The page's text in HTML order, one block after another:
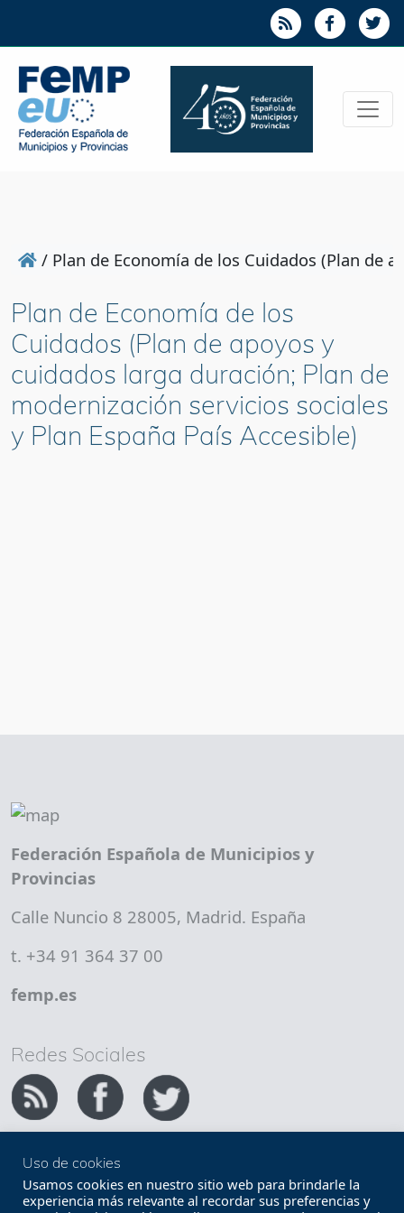
/ Plan de Economía de los Cuidados (Plan de
Plan de Economía de los
Cuidados (Plan de apoyos y
cuidados larga duración; Plan de
modernización servicios sociales
y Plan España País Accesible)
Federación Española de Municipios y
Provincias
Calle Nuncio 8 28005, Madrid. España
t. +34 91 364 37 00
femp.es
Redes Sociales
Copyright FEMP
Accesibilidad
Uso de cookies
Usamos cookies en nuestro sitio web para brindarle la
experiencia más relevante al recordar sus preferencias y